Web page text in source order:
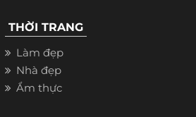
THỜI TRANG
Làm đẹp
Nhà đẹp
Ẩm thực